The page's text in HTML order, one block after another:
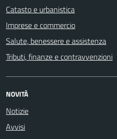
Catasto e urbanistica
Imprese e commercio
Salute, benessere e assistenza
Tributi, finanze e contravvenzioni
NOVITÀ
Notizie
Avvisi